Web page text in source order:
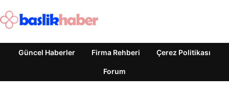
Güncel Haberler Firma Rehberi Çerez Politikası
Forum